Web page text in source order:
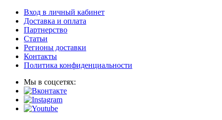
Вход в личный кабинет
Доставка и оплата
Партнерство
Статьи
Регионы доставки
Контакты
Политика конфиденциальности
Мы в соцсетях: